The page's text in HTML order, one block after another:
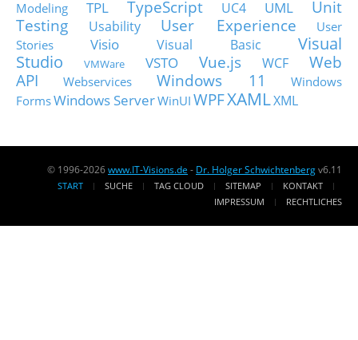
Modeling
TPL TypeScript UC4 UML
Unit
Testing
Usability User Experience
User
Stories
Visio Visual Basic
Visual
Studio
VMWare VSTO Vue.js WCF
Web
API
Webservices Windows 11
Windows
FormsWindows ServerWinUI WPFXAMLXML
© 1996-2026www.IT-Visions.de - Dr. Holger Schwichtenbergv6.11
START SUCHE TAG CLOUD SITEMAP
KONTAKT
IMPRESSUM
RECHTLICHES